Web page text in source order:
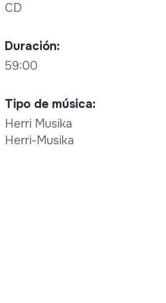
CD
Duración:
59:00
Tipo de música:
Herri Musika
Herri-Musika